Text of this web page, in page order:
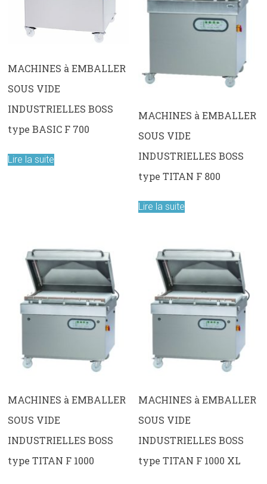
MACHINES à EMBALLER
SOUS VIDE
INDUSTRIELLES BOSS
type BASIC F 700
Lire la suite
MACHINES à EMBALLER
SOUS VIDE
INDUSTRIELLES BOSS
type TITAN F 800
Lire la suite
MACHINES à EMBALLER
SOUS VIDE
INDUSTRIELLES BOSS
type TITAN F 1000
MACHINES à EMBALLER
SOUS VIDE
INDUSTRIELLES BOSS
type TITAN F 1000 XL